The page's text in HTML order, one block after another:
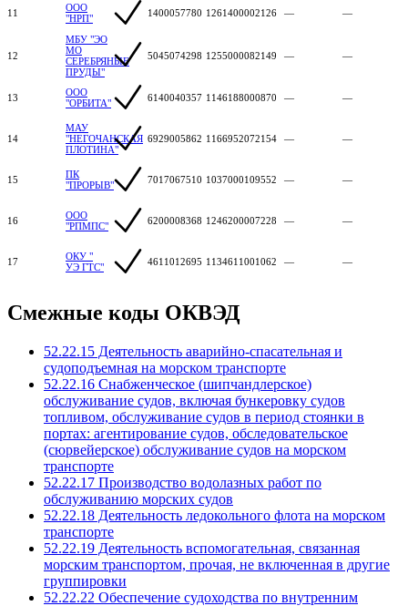
11
ООО
"НРП"
1400057780 1261400002126 — —
12
МБУ "ЭО
МО
СЕРЕБРЯНЫЕ
ПРУДЫ"
5045074298 1255000082149 — —
13
ООО
"ОРБИТА"
6140040357 1146188000870 — —
14
МАУ
"НЕГОЧАНСКАЯ
ПЛОТИНА"
6929005862 1166952072154 — —
15
ПК
"ПРОРЫВ"
7017067510 1037000109552 — —
16
ООО
"РПМПС"
6200008368 1246200007228 — —
17
ОКУ "
УЭ ГТС"
4611012695 1134611001062 — —
Смежные коды ОКВЭД
52.22.15 Деятельность аварийно-спасательная и
судоподъемная на морском транспорте
52.22.16 Снабженческое (шипчандлерское)
обслуживание судов, включая бункеровку судов
топливом, обслуживание судов в период стоянки в
портах: агентирование судов, обследовательское
(сюрвейерское) обслуживание судов на морском
транспорте
52.22.17 Производство водолазных работ по
обслуживанию морских судов
52.22.18 Деятельность ледокольного флота на морском
транспорте
52.22.19 Деятельность вспомогательная, связанная
морским транспортом, прочая, не включенная в другие
группировки
52.22.22 Обеспечение судоходства по внутренним